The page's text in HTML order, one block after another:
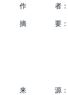
作 者：
摘
要：
来
源：